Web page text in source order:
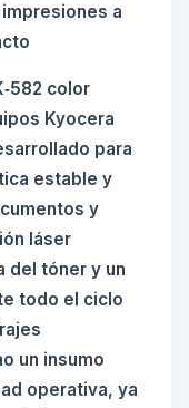
a
color
Kyocera
para
estable y
y
láser
del tóner y un
todo el ciclo
un insumo
operativa, ya